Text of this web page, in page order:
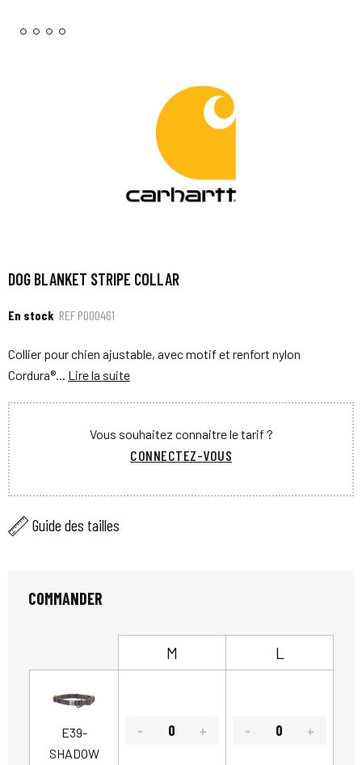
DOG BLANKET STRIPE COLLAR
En stock REF P000461
Collier pour chien ajustable, avec motif et renfort nylon
Cordura®... Lire la suite
Vous souhaitez connaitre le tarif ?
CONNECTEZ-VOUS
Guide des tailles
COMMANDER
M L
E39-
SHADOW